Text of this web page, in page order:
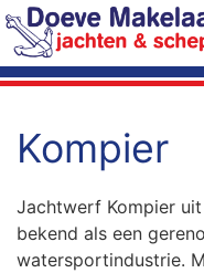
Terug naar
Kompier
Jachtwerf Kompier
bekend als een
watersportindustrie.